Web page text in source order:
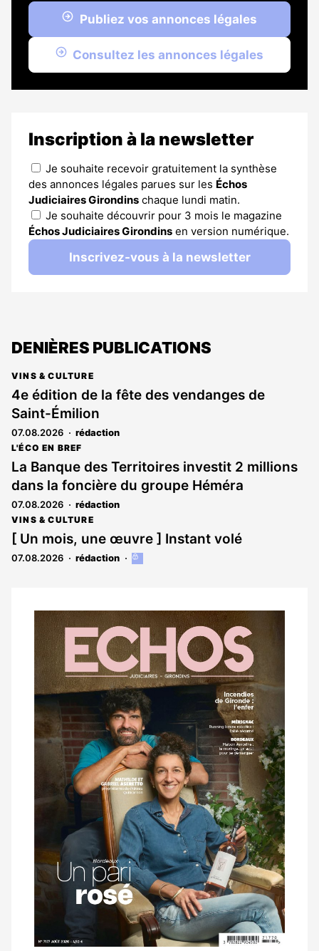
Publiez vos annonces légales
Consultez les annonces légales
Inscription à la newsletter
Je souhaite recevoir gratuitement la synthèse
des annonces légales parues sur les Échos
Judiciaires Girondins chaque lundi matin.
Je souhaite découvrir pour 3 mois le magazine
Échos Judiciaires Girondins en version numérique.
Inscrivez-vous à la newsletter
DENIÈRES PUBLICATIONS
VINS & CULTURE
4e édition de la fête des vendanges de
Saint-Émilion
07.08.2026 rédaction
L'ÉCO EN BREF
La Banque des Territoires investit 2 millions
dans la foncière du groupe Héméra
07.08.2026 rédaction
VINS & CULTURE
[ Un mois, une œuvre ] Instant volé
07.08.2026 rédaction
Cet
aux
abonnés
Notre
dernier
magazine